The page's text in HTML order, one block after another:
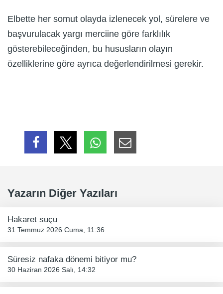
Elbette her somut olayda izlenecek yol, sürelere ve
başvurulacak yargı merciine göre farklılık
gösterebileceğinden, bu hususların olayın
özelliklerine göre ayrıca değerlendirilmesi gerekir.
Yazarın Diğer Yazıları
Hakaret suçu
31 Temmuz 2026 Cuma, 11:36
Süresiz nafaka dönemi bitiyor mu?
30 Haziran 2026 Salı, 14:32